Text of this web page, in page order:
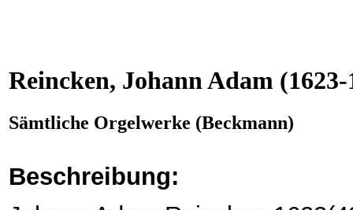
Reincken, Johann Adam
Sämtliche Orgelwerke (Beckmann)
Beschreibung: